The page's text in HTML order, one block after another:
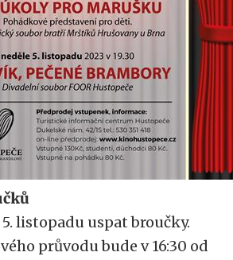
listopadu uspat broučky.
průvodu bude v 16:30 od